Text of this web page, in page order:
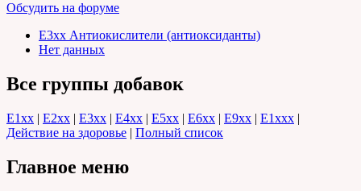
Обсудить на форуме
E3xx Антиокислители (антиоксиданты)
Нет данных
Все группы добавок
E1хх | E2хх | E3хх | E4хх | E5хх | E6хх | E9хх | E1xхх |
Действие на здоровье | Полный список
Главное меню